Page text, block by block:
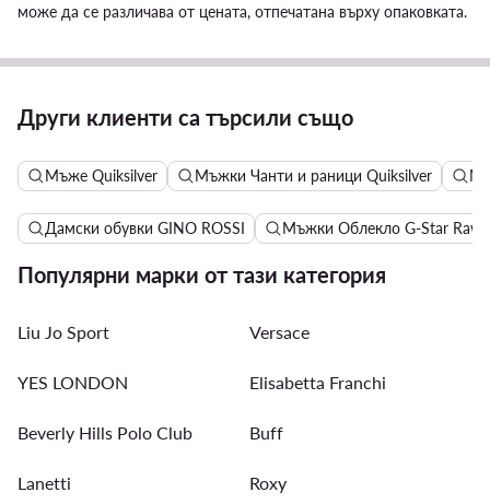
може да се различава от цената, отпечатана върху опаковката.
Други клиенти са търсили също
Мъже Quiksilver Мъжки Чанти и раници Quiksilver
Дамски обувки GINO ROSSI Мъжки Облекло G-Star Raw
Популярни марки от тази категория
Liu Jo Sport Versace
YES LONDON Elisabetta Franchi
Beverly Hills Polo Club Buff
Lanetti Roxy